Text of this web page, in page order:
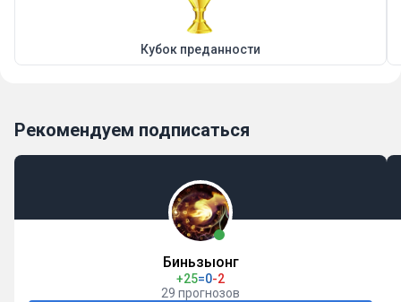
Кубок преданности
Рекомендуем подписаться
Биньзыонг
+25=0-2
29 прогнозов